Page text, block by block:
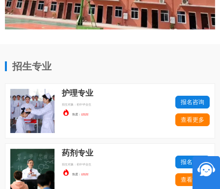
招生专业
护理专业
招生对象：初中毕业生
 热度： 12121
报名咨询
查看更多
药剂专业
招生对象：初中毕业生
 热度： 12121
报名咨询
查看更多